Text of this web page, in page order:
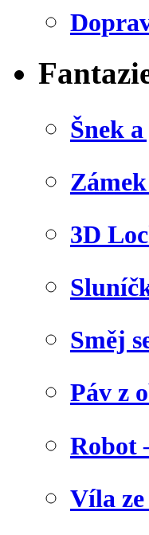
Šnek
3D
Směj
Páv z
Robot
Víla